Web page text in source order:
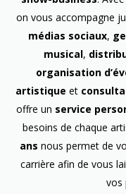
on vous accompagne
médias sociaux,
musical,
organisation
artistique et
offre un service
besoins de chaque
ans nous permet de
carrière afin de vous
vos